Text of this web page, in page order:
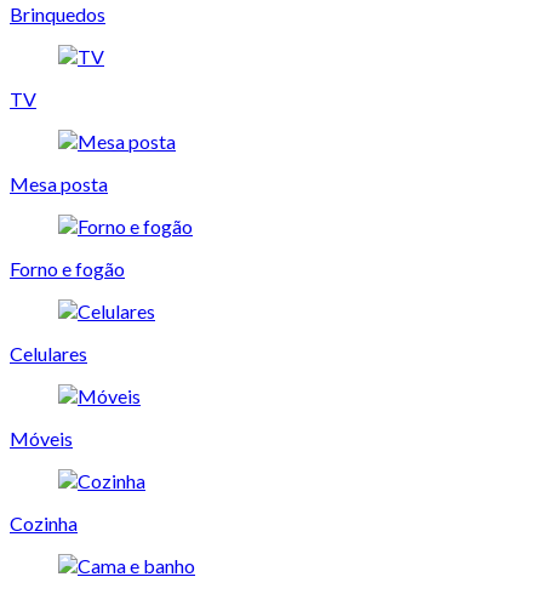
Brinquedos
TV
Mesa posta
Forno e fogão
Celulares
Móveis
Cozinha